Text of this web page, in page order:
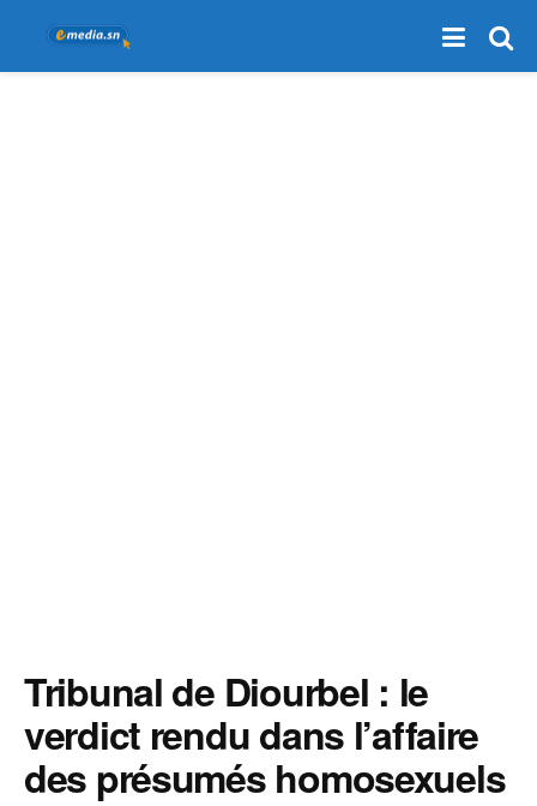
Tribunal de Diourbel : le
verdict rendu dans l’affaire
des présumés homosexuels